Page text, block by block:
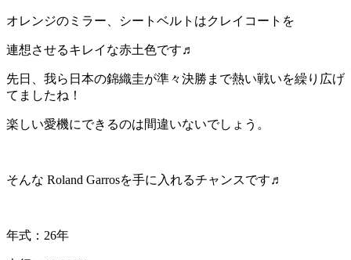
オレンジのミラー、シートベルトはクレイコートを
連想させるキレイな赤土色です♬
先日、我ら日本の錦織圭が準々決勝まで熱い戦いを繰り広げ
てましたね！
楽しい愛機にできるのは間違いないでしょう。
そんな Roland Garrosを手に入れるチャンスです♬
年式：26年